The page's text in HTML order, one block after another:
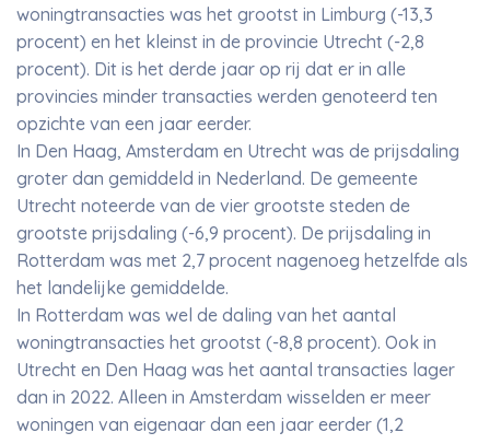
woningtransacties was het grootst in Limburg (-13,3
procent) en het kleinst in de provincie Utrecht (-2,8
procent). Dit is het derde jaar op rij dat er in alle
provincies minder transacties werden genoteerd ten
opzichte van een jaar eerder.
In Den Haag, Amsterdam en Utrecht was de prijsdaling
groter dan gemiddeld in Nederland. De gemeente
Utrecht noteerde van de vier grootste steden de
grootste prijsdaling (-6,9 procent). De prijsdaling in
Rotterdam was met 2,7 procent nagenoeg hetzelfde als
het landelijke gemiddelde.
In Rotterdam was wel de daling van het aantal
woningtransacties het grootst (-8,8 procent). Ook in
Utrecht en Den Haag was het aantal transacties lager
dan in 2022. Alleen in Amsterdam wisselden er meer
woningen van eigenaar dan een jaar eerder (1,2